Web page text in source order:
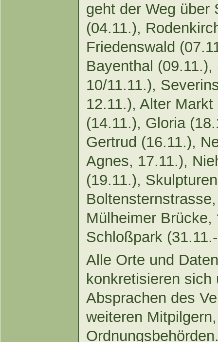
geht der Weg über
(04.11.),
Friedenswald
Bayenthal
10/11.11.),
12.11.), Alter
(14.11.), Gloria
Gertrud (16.11.),
Agnes, 17.11.),
(19.11.),
Mülheimer
Schloßpark
Alle Orte und
konkretisieren
Absprachen des
weiteren